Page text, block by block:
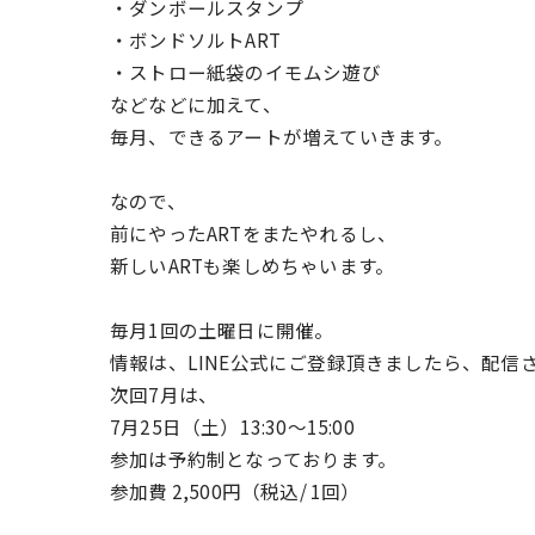
・ダンボールスタンプ
・ボンドソルトART
・ストロー紙袋のイモムシ遊び
などなどに加えて、
毎月、できるアートが増えていきます。
なので、
前にやったARTをまたやれるし、
新しいARTも楽しめちゃいます。
毎月1回の土曜日に開催。
情報は、LINE公式にご登録頂きましたら、配信さ
次回7月は、
7月25日（土）13:30〜15:00
参加は予約制となっております。
参加費 2,500円（税込/ 1回）